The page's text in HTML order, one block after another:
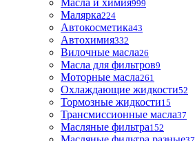
Масла и химия999
Малярка224
Автокосметика43
Автохимия332
Вилочные масла26
Масла для фильтров9
Моторные масла261
Охлаждающие жидкости52
Тормозные жидкости15
Трансмиссионные масла37
Масляные фильтра152